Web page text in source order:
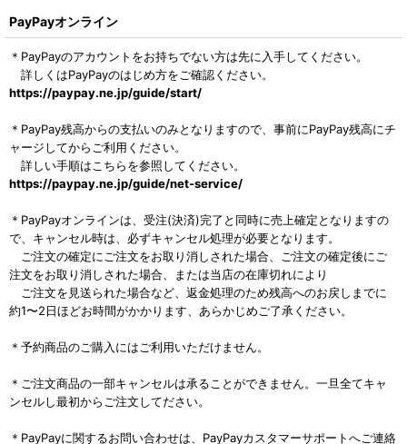
PayPayオンライン
＊PayPayのアカウントをお持ちでない方は先に入手してください。
詳しくはPayPayのはじめ方をご確認ください。
https://paypay.ne.jp/guide/start/
＊PayPay残高からの支払いのみとなりますので、事前にPayPay残高にチ
ャージしてからご利用ください。
詳しい手順はこちらを参照してください。
https://paypay.ne.jp/guide/net-service/
＊PayPayオンラインは、受注(決済)完了と同時に売上確定となりますの
で、キャンセル時は、必ずキャンセル処理が必要となります。
ご注文の確定にご注文をお取り消しされた場合、ご注文の確定後にご
注文をお取り消しされた場合、または当店の在庫切れにより
ご注文を見送られた場合など、返金処理のため残高へのお戻しまでに
約1〜2日ほどお時間がかかります、あらかじめご了承ください。
＊予約商品のご購入にはご利用いただけません。
＊ご注文商品の一部キャンセルは承ることができません。一旦全てキャ
ンセルし最初からご注文してださい。
＊PayPayに関するお問い合わせは、PayPayカスタマーサポートへご連絡